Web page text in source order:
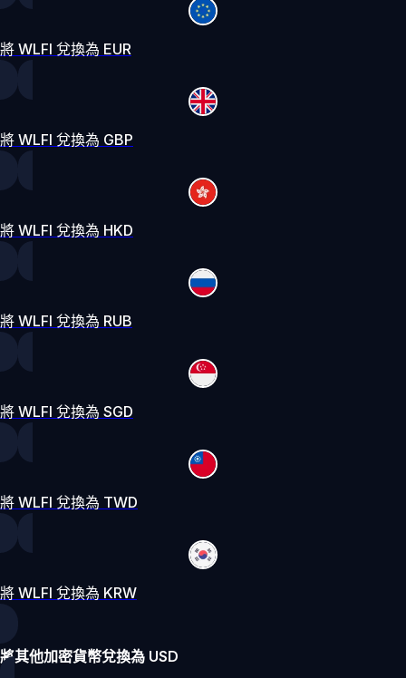
將 WLFI 兌換為 EUR
將 WLFI 兌換為 GBP
將 WLFI 兌換為 HKD
將 WLFI 兌換為 RUB
將 WLFI 兌換為 SGD
將 WLFI 兌換為 TWD
將 WLFI 兌換為 KRW
將其他加密貨幣兌換為 USD